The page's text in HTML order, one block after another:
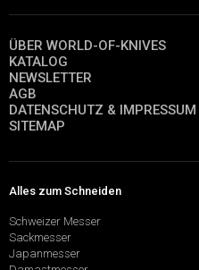
ÜBER WORLD-OF-KNIVES
KATALOG
NEWSLETTER
AGB
DATENSCHUTZ & IMPRESSUM
SITEMAP
Alles zum Schneiden
Schweizer Messer
Sackmesser
Japanmesser